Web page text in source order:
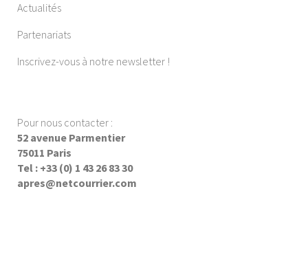
Actualités
Partenariats
Inscrivez-vous à notre newsletter !
Pour nous contacter :
52 avenue Parmentier
75011 Paris
Tel : +33 (0) 1 43 26 83 30
apres@netcourrier.com